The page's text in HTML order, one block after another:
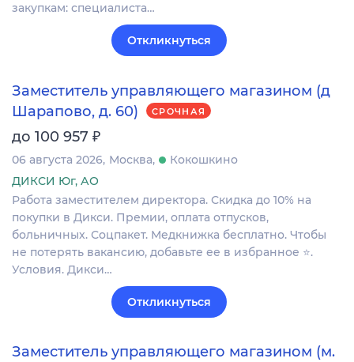
закупкам: специалиста…
Откликнуться
Заместитель управляющего магазином (д
Шарапово, д. 60)
СРОЧНАЯ
до 100 957 ₽
06 августа 2026 Москва
Кокошкино
ДИКСИ Юг, АО
Работа заместителем директора. Скидка до 10% на
покупки в Дикси. Премии, оплата отпусков,
больничных. Соцпакет. Медкнижка бесплатно. Чтобы
не потерять вакансию, добавьте ее в избранное ⭐.
Условия. Дикси…
Откликнуться
Заместитель управляющего магазином (м.